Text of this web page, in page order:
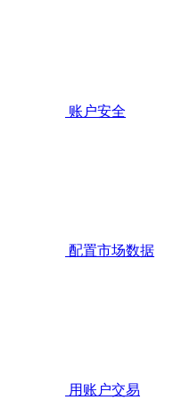
账户安全
配置市场数据
用账户交易